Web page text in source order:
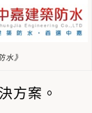
水》
方案。